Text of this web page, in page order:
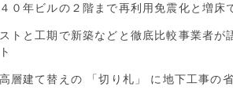
４０年ビルの２階まで再利用免震化と増床
ストと工期で新築などと徹底比較事業者が
高層建て替えの 「切り札」 に地下工事の